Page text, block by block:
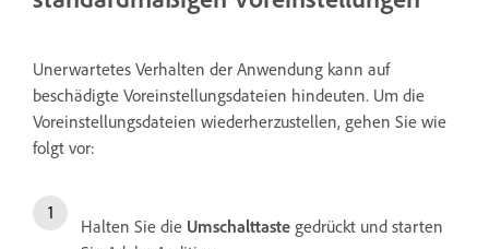
Unerwartetes Verhalten der Anwendung kann auf
beschädigte Voreinstellungsdateien hindeuten. Um die
Voreinstellungsdateien wiederherzustellen, gehen Sie wie
folgt vor:
Halten Sie die Umschalttaste gedrückt und starten